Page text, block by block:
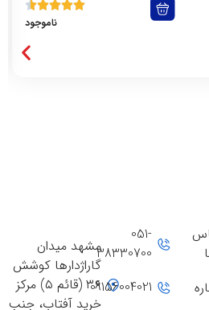
ناموجود
مشهد میدان
گاراژدارها کوشش
۳۶ (قائم ۵) مرکز
خرید آفتاب، جنب
051-
38330700
09156004021